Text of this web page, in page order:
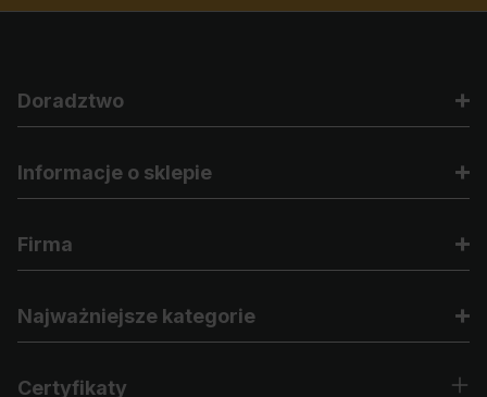
Doradztwo
Informacje o sklepie
Firma
Najważniejsze kategorie
Certyfikaty